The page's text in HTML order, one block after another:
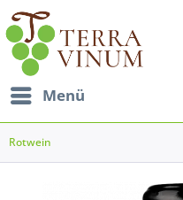
Menü
Rotwein